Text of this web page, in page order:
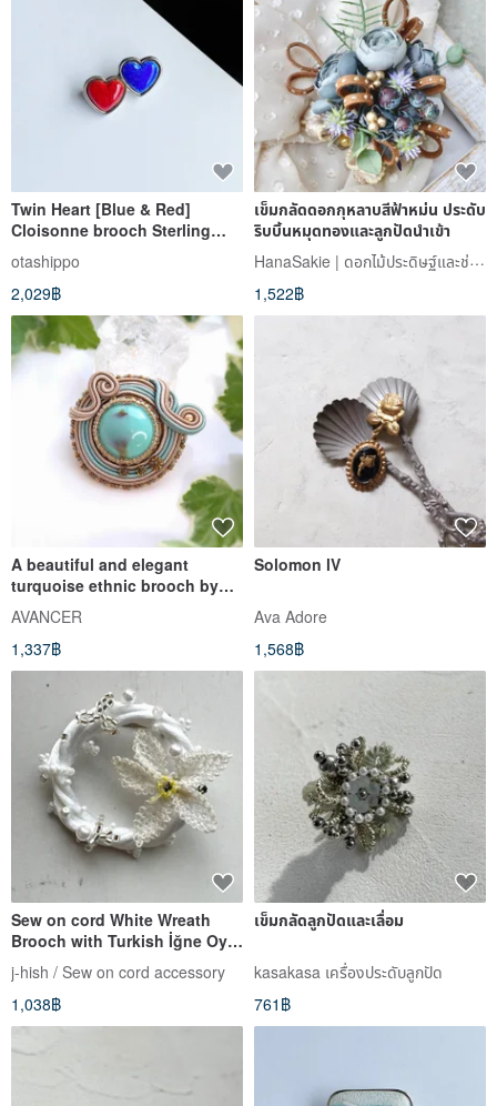
Twin Heart [Blue & Red]
Cloisonne brooch Sterling
silver Cloisonne
otashippo
2,029฿
เข็มกลัดดอกกุหลาบสีฟ้าหม่น ประดับ
ริบบิ้นหมุดทองและลูกปัดนำเข้า
HanaSakie | ดอกไม้ประดิษฐ์และช่อดอกไม้สไตล์ญี่ปุ่น
1,522฿
A beautiful and elegant
turquoise ethnic brooch by
Mariko Hidaka
AVANCER
1,337฿
Solomon lV
Ava Adore
1,568฿
Sew on cord White Wreath
Brooch with Turkish İğne Oya
Flower Handmade in Japan
j-hish / Sew on cord accessory
1,038฿
เข็มกลัดลูกปัดและเลื่อม
kasakasa เครื่องประดับลูกปัด
761฿